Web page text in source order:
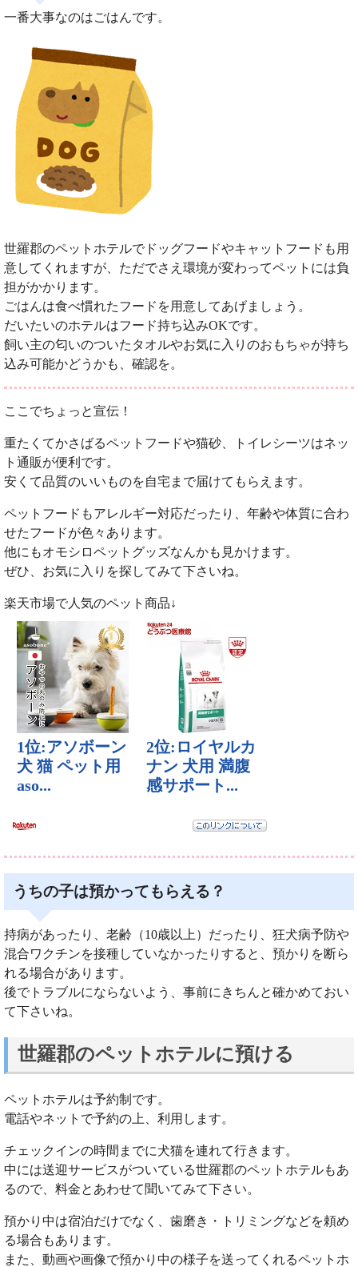
一番大事なのはごはんです。
世羅郡のペットホテルでドッグフードやキャットフードも用
意してくれますが、ただでさえ環境が変わってペットには負
担がかかります。
ごはんは食べ慣れたフードを用意してあげましょう。
だいたいのホテルはフード持ち込みOKです。
飼い主の匂いのついたタオルやお気に入りのおもちゃが持ち
込み可能かどうかも、確認を。
ここでちょっと宣伝！
重たくてかさばるペットフードや猫砂、トイレシーツはネッ
ト通販が便利です。
安くて品質のいいものを自宅まで届けてもらえます。
ペットフードもアレルギー対応だったり、年齢や体質に合わ
せたフードが色々あります。
他にもオモシロペットグッズなんかも見かけます。
ぜひ、お気に入りを探してみて下さいね。
楽天市場で人気のペット商品↓
うちの子は預かってもらえる？
持病があったり、老齢（10歳以上）だったり、狂犬病予防や
混合ワクチンを接種していなかったりすると、預かりを断ら
れる場合があります。
後でトラブルにならないよう、事前にきちんと確かめておい
て下さいね。
世羅郡のペットホテルに預ける
ペットホテルは予約制です。
電話やネットで予約の上、利用します。
チェックインの時間までに犬猫を連れて行きます。
中には送迎サービスがついている世羅郡のペットホテルもあ
るので、料金とあわせて聞いてみて下さい。
預かり中は宿泊だけでなく、歯磨き・トリミングなどを頼め
る場合もあります。
また、動画や画像で預かり中の様子を送ってくれるペットホ